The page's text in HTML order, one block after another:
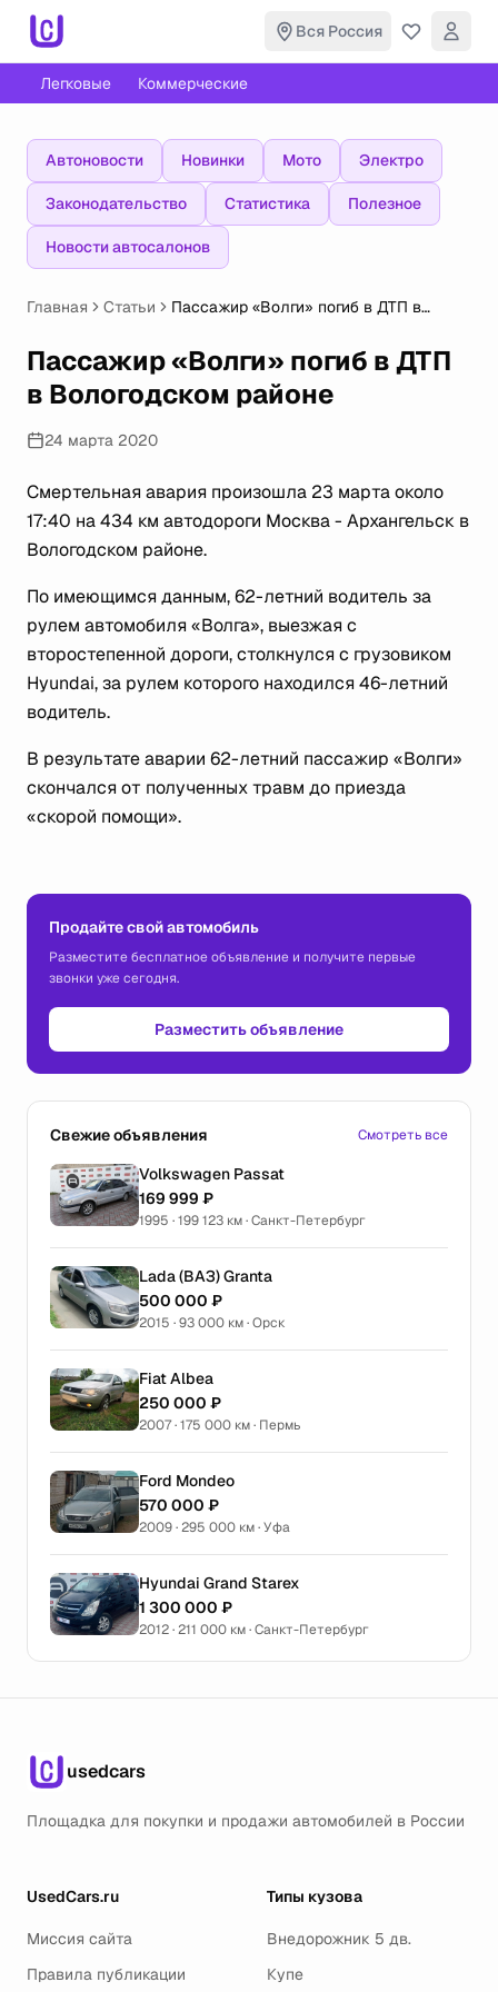
Вся Россия
Легковые Коммерческие
Автоновости Новинки Мото Электро
Законодательство Статистика Полезное
Новости автосалонов
Главная Статьи
Пассажир «Волги» погиб в ДТП в
Пассажир «Волги» погиб в ДТП
в Вологодском районе
24 марта 2020
Смертельная авария произошла 23 марта около
17:40 на 434 км автодороги Москва - Архангельск в
Вологодском районе.
По имеющимся данным, 62-летний водитель за
рулем автомобиля «Волга», выезжая с
второстепенной дороги, столкнулся с грузовиком
Hyundai, за рулем которого находился 46-летний
водитель.
В результате аварии 62-летний пассажир «Волги»
скончался от полученных травм до приезда
«скорой помощи».
Продайте свой автомобиль
Разместите бесплатное объявление и получите первые
звонки уже сегодня.
Разместить объявление
Свежие объявления Смотреть все
Volkswagen Passat
169 999 ₽
1995 · 199 123 км · Санкт-Петербург
Lada (ВАЗ) Granta
500 000 ₽
2015 · 93 000 км · Орск
Fiat Albea
250 000 ₽
2007 · 175 000 км · Пермь
Ford Mondeo
570 000 ₽
2009 · 295 000 км · Уфа
Hyundai Grand Starex
1 300 000 ₽
2012 · 211 000 км · Санкт-Петербург
usedcars
Площадка для покупки и продажи автомобилей в России
UsedCars.ru
Миссия сайта
Правила публикации
Типы кузова
Внедорожник 5 дв.
Купе